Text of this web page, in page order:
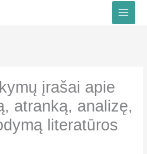
įrašai apie
atranką, analizę,
literatūros